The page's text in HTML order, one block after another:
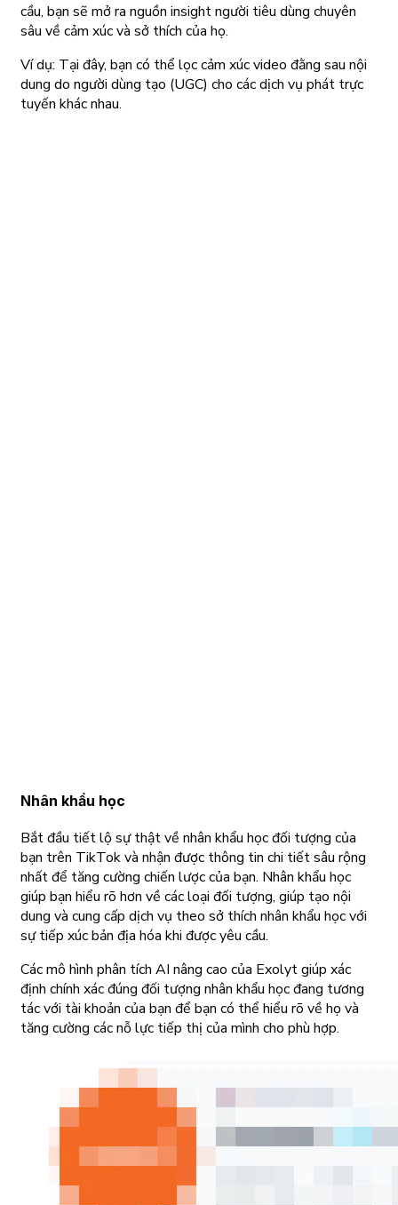
cầu, bạn sẽ mở ra nguồn insight người tiêu dùng chuyên
sâu về cảm xúc và sở thích của họ.
Ví dụ: Tại đây, bạn có thể lọc cảm xúc video đằng sau nội
dung do người dùng tạo (UGC) cho các dịch vụ phát trực
tuyến khác nhau.
Nhân khẩu học
Bắt đầu tiết lộ sự thật về nhân khẩu học đối tượng của
bạn trên TikTok và nhận được thông tin chi tiết sâu rộng
nhất để tăng cường chiến lược của bạn. Nhân khẩu học
giúp bạn hiểu rõ hơn về các loại đối tượng, giúp tạo nội
dung và cung cấp dịch vụ theo sở thích nhân khẩu học với
sự tiếp xúc bản địa hóa khi được yêu cầu.
Các mô hình phân tích AI nâng cao của Exolyt giúp xác
định chính xác đúng đối tượng nhân khẩu học đang tương
tác với tài khoản của bạn để bạn có thể hiểu rõ về họ và
tăng cường các nỗ lực tiếp thị của mình cho phù hợp.